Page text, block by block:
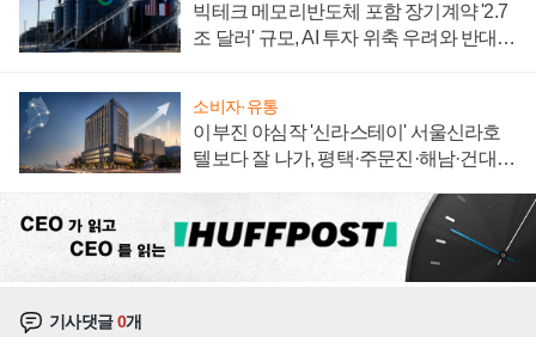
빅테크 메모리반도체 포함 장기계약 '2.7
조 달러' 규모, AI 투자 위축 우려와 반대
소비자·유통
이부진 야심작 '신라스테이' 서울신라호
텔보다 잘 나가, 평택·주문진·해남·건대로
기사댓글0개